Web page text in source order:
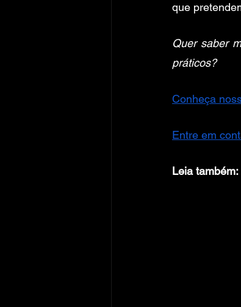
que
Quer saber
práticos?
Conheça
Entre em
Leia também: